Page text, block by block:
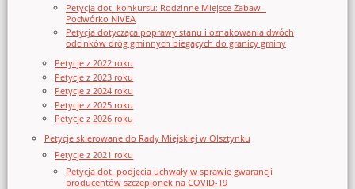
Petycja dot. konkursu: Rodzinne Miejsce Zabaw -
Podwórko NIVEA
Petycja dotycząca poprawy stanu i oznakowania dwóch
odcinków dróg gminnych biegących do granicy gminy
Petycje z 2022 roku
Petycje z 2023 roku
Petycje z 2024 roku
Petycje z 2025 roku
Petycje z 2026 roku
Petycje skierowane do Rady Miejskiej w Olsztynku
Petycje z 2021 roku
Petycja dot. podjęcia uchwały w sprawie gwarancji
producentów szczepionek na COVID-19